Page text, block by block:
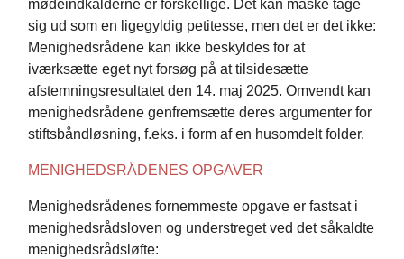
mødeindkalderne er forskellige. Det kan måske tage
sig ud som en ligegyldig petitesse, men det er det ikke:
Menighedsrådene kan ikke beskyldes for at
iværksætte eget nyt forsøg på at tilsidesætte
afstemningsresultatet den 14. maj 2025. Omvendt kan
menighedsrådene genfremsætte deres argumenter for
stiftsbåndløsning, f.eks. i form af en husomdelt folder.
MENIGHEDSRÅDENES OPGAVER
Menighedsrådenes fornemmeste opgave er fastsat i
menighedsrådsloven og understreget ved det såkaldte
menighedsrådsløfte: